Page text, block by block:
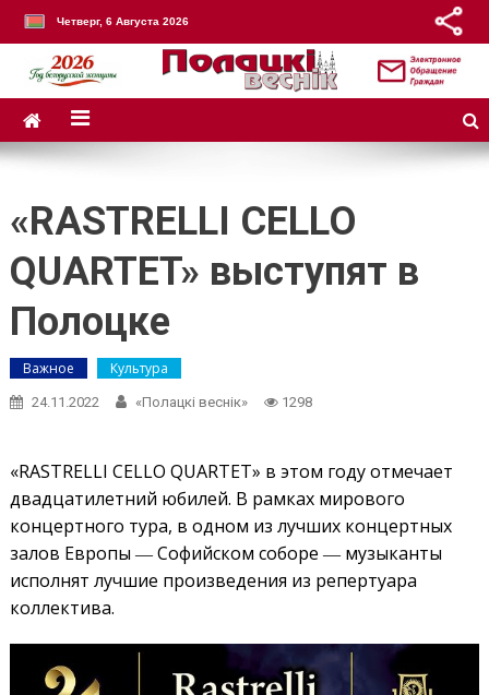
Четверг, 6 Августа 2026
«RASTRELLI CELLO
QUARTET» выступят в
Полоцке
Важное Культура
24.11.2022 «Полацкі веснік» 1298
«RASTRELLI CELLO QUARTET» в этом году отмечает
двадцатилетний юбилей. В рамках мирового
концертного тура, в одном из лучших концертных
залов Европы ― Софийском соборе ― музыканты
исполнят лучшие произведения из репертуара
коллектива.